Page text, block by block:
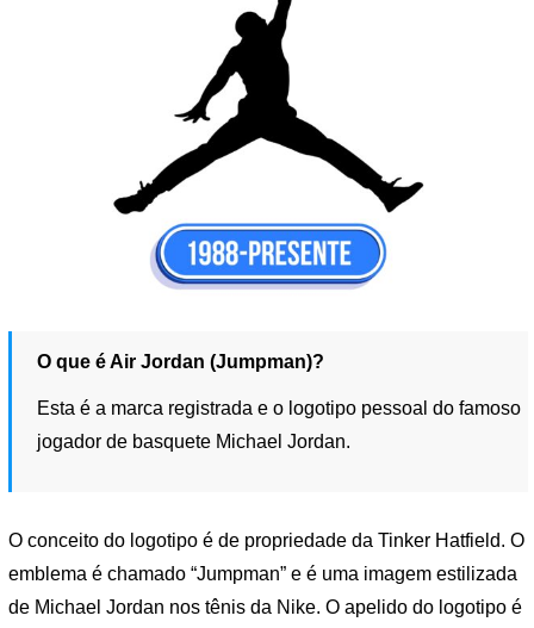
O que é Air Jordan (Jumpman)?
Esta é a marca registrada e o logotipo pessoal do famoso
jogador de basquete Michael Jordan.
O conceito do logotipo é de propriedade da Tinker Hatfield. O
emblema é chamado “Jumpman” e é uma imagem estilizada
de Michael Jordan nos tênis da Nike. O apelido do logotipo é